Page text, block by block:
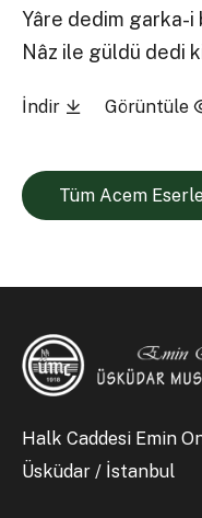
Yâre dedim garka-i
Nâz ile güldü dedi
İndir Görüntüle
Tüm Acem
Halk Caddesi Emin
Üsküdar / İstanbul